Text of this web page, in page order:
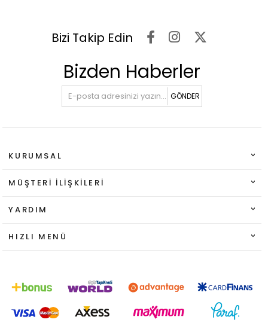
Bizi Takip Edin
Bizden Haberler
GÖNDER
KURUMSAL
MÜŞTERI İLIŞKILERI
YARDIM
HIZLI MENÜ